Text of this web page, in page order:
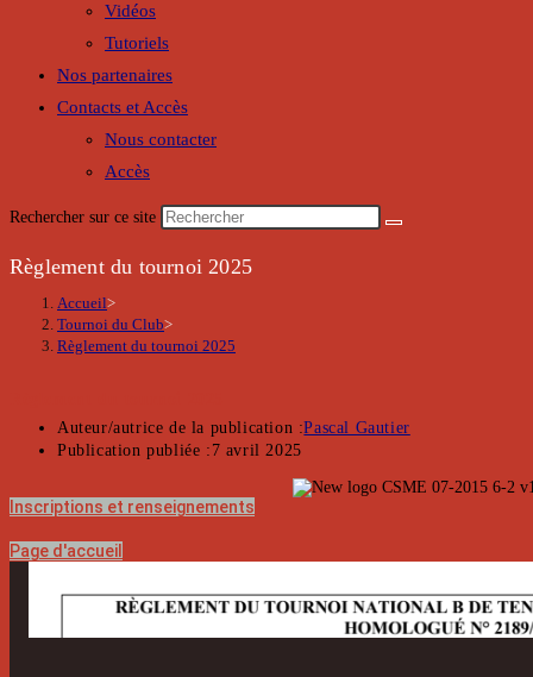
Vidéos
Tutoriels
Nos partenaires
Contacts et Accès
Nous contacter
Accès
Rechercher sur ce site
Règlement du tournoi 2025
Accueil>
Tournoi du Club>
Règlement du tournoi 2025
Auteur/autrice de la publication :Pascal Gautier
Publication publiée : 7 avril 2025
Inscriptions et renseignements
Page d'accueil